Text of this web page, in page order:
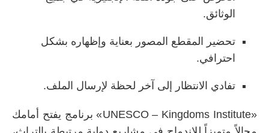
الوثائق.
تحضير المقطع المصور بعناية وإظهاره بشكل
احترافي.
تفادي الانتظار إلى آخر لحظة لإرسال الملف.
«UNESCO – Kingdoms Institute» برنامج يفتح أمامك